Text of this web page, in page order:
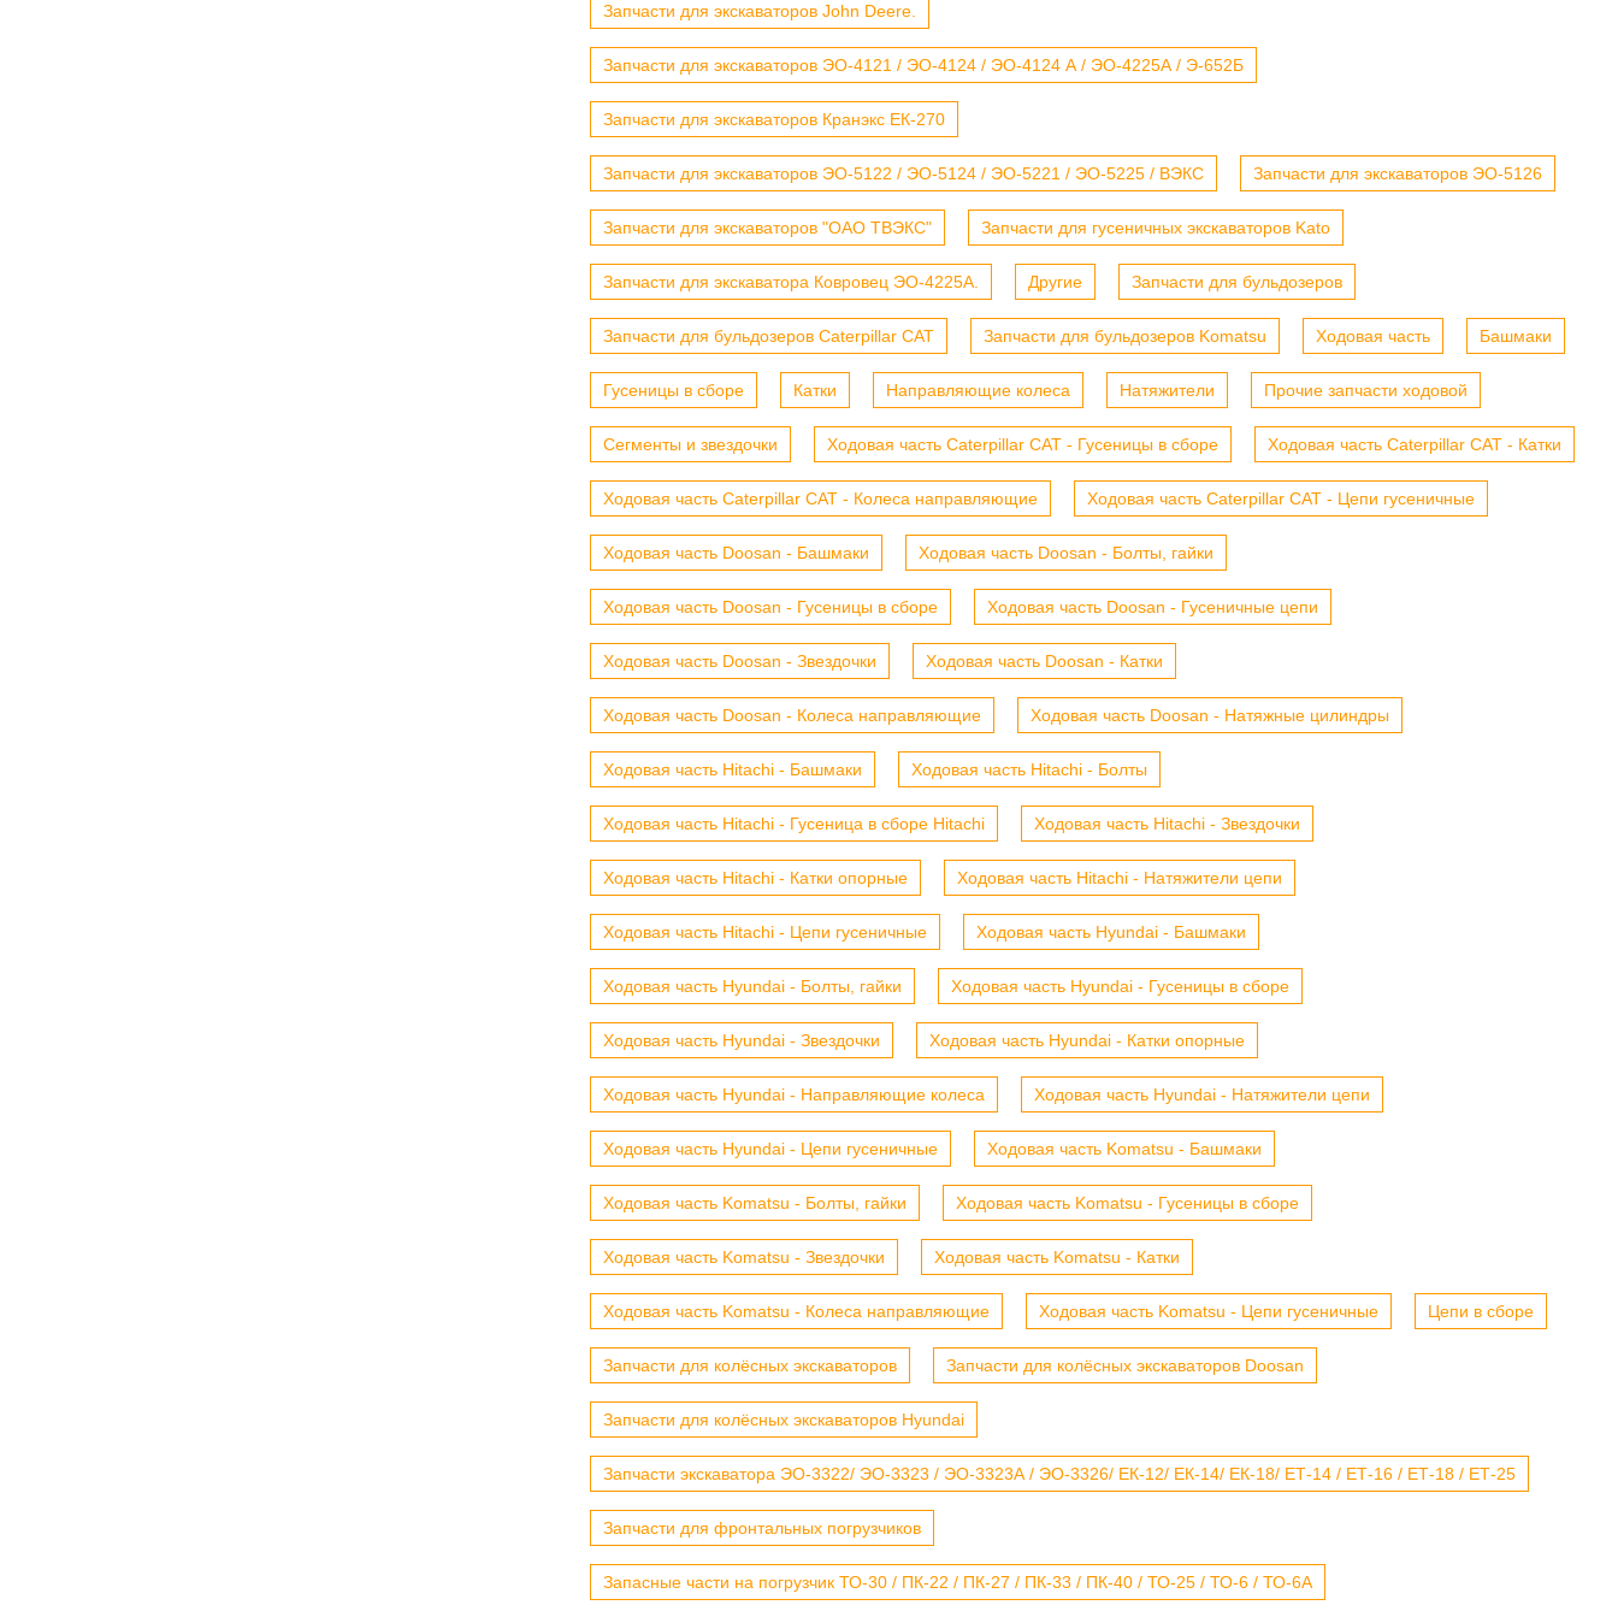
Запчасти для экскаваторов John Deere.
Запчасти для экскаваторов ЭО-4121 / ЭО-4124 / ЭО-4124 А / ЭО-4225А / Э-652Б
Запчасти для экскаваторов Кранэкс ЕК-270
Запчасти для экскаваторов ЭО-5122 / ЭО-5124 / ЭО-5221 / ЭО-5225 / ВЭКС Запчасти для экскаваторов ЭО-5126
Запчасти для экскаваторов "ОАО ТВЭКС" Запчасти для гусеничных экскаваторов Kato
Запчасти для экскаватора Ковровец ЭО-4225А. Другие Запчасти для бульдозеров
Запчасти для бульдозеров Caterpillar CAT Запчасти для бульдозеров Komatsu Ходовая часть Башмаки
Гусеницы в сборе Катки Направляющие колеса Натяжители Прочие запчасти ходовой
Сегменты и звездочки Ходовая часть Caterpillar CAT - Гусеницы в сборе Ходовая часть Caterpillar CAT - Катки
Ходовая часть Caterpillar CAT - Колеса направляющие Ходовая часть Caterpillar CAT - Цепи гусеничные
Ходовая часть Doosan - Башмаки Ходовая часть Doosan - Болты, гайки
Ходовая часть Doosan - Гусеницы в сборе Ходовая часть Doosan - Гусеничные цепи
Ходовая часть Doosan - Звездочки Ходовая часть Doosan - Катки
Ходовая часть Doosan - Колеса направляющие Ходовая часть Doosan - Натяжные цилиндры
Ходовая часть Hitachi - Башмаки Ходовая часть Hitachi - Болты
Ходовая часть Hitachi - Гусеница в сборе Hitachi Ходовая часть Hitachi - Звездочки
Ходовая часть Hitachi - Катки опорные Ходовая часть Hitachi - Натяжители цепи
Ходовая часть Hitachi - Цепи гусеничные Ходовая часть Hyundai - Башмаки
Ходовая часть Hyundai - Болты, гайки Ходовая часть Hyundai - Гусеницы в сборе
Ходовая часть Hyundai - Звездочки Ходовая часть Hyundai - Катки опорные
Ходовая часть Hyundai - Направляющие колеса Ходовая часть Hyundai - Натяжители цепи
Ходовая часть Hyundai - Цепи гусеничные Ходовая часть Komatsu - Башмаки
Ходовая часть Komatsu - Болты, гайки Ходовая часть Komatsu - Гусеницы в сборе
Ходовая часть Komatsu - Звездочки Ходовая часть Komatsu - Катки
Ходовая часть Komatsu - Колеса направляющие Ходовая часть Komatsu - Цепи гусеничные Цепи в сборе
Запчасти для колёсных экскаваторов Запчасти для колёсных экскаваторов Doosan
Запчасти для колёсных экскаваторов Hyundai
Запчасти экскаватора ЭО-3322/ ЭО-3323 / ЭО-3323А / ЭО-3326/ ЕК-12/ ЕК-14/ ЕК-18/ ЕТ-14 / ЕТ-16 / ЕТ-18 / ЕТ-25
Запчасти для фронтальных погрузчиков
Запасные части на погрузчик ТО-30 / ПК-22 / ПК-27 / ПК-33 / ПК-40 / ТО-25 / ТО-6 / ТО-6А